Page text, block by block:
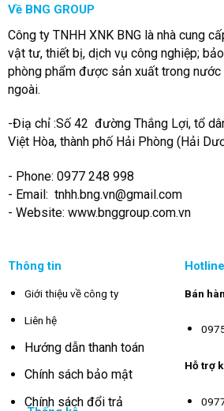
Về BNG GROUP
Công ty TNHH XNK BNG là nhà cung
vật tư, thiết bị, dịch vụ công nghiệp;
phòng phẩm được sản xuất trong
ngoài.
-Điạ chỉ :Số 42 đường Thắng Lợi, tổ
Việt Hòa, thành phố Hải Phòng (Hải
- Phone: 0977 248 998
- Email: tnhh.bng.vn@gmail.com
- Website: www.bnggroup.com.vn
Thông tin
Giới thiệu về công ty
Liên hệ
Hướng dẫn thanh toán
Chính sách bảo mật
Chính sách đổi trả
Bán
Hỗ trợ